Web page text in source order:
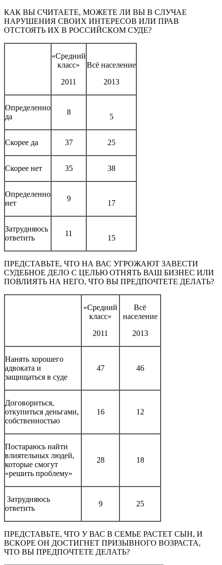
КАК ВЫ СЧИТАЕТЕ, МОЖЕТЕ ЛИ ВЫ В СЛУЧАЕ
НАРУШЕНИЯ СВОИХ ИНТЕРЕСОВ ИЛИ ПРАВ
ОТСТОЯТЬ ИХ В РОССИЙСКОМ СУДЕ?
«Средний
класс»
2011
Всё население
2013
Определенно
да
8
5
Скорее да 37 25
Скорее нет 35 38
Определенно
нет
9
17
Затрудняюсь
ответить
11
15
ПРЕДСТАВЬТЕ, ЧТО НА ВАС УГРОЖАЮТ ЗАВЕСТИ
СУДЕБНОЕ ДЕЛО С ЦЕЛЬЮ ОТНЯТЬ ВАШ БИЗНЕС ИЛИ
ПОВЛИЯТЬ НА НЕГО, ЧТО ВЫ ПРЕДПОЧТЕТЕ ДЕЛАТЬ?
«Средний
класс»
2011
Всё
население
2013
Нанять хорошего
адвоката и
защищаться в суде
47 46
Договориться,
откупиться деньгами,
собственностью
16 12
Постараюсь найти
влиятельных людей,
которые смогут
«решить проблему»
28 18
Затрудняюсь
ответить
9 25
ПРЕДСТАВЬТЕ, ЧТО У ВАС В СЕМЬЕ РАСТЕТ СЫН, И
ВСКОРЕ ОН ДОСТИГНЕТ ПРИЗЫВНОГО ВОЗРАСТА,
ЧТО ВЫ ПРЕДПОЧТЕТЕ ДЕЛАТЬ?